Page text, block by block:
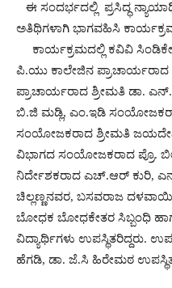
ಈ ಸಂದರ್ಭದಲ್ಲಿ ಪ್ರಸಿದ್ಧ
ಅತಿಥಿಗಳಾಗಿ ಭಾಗವಹಿಸಿ
ಕಾರ್ಯಕ್ರಮದಲ್ಲಿ ಕವಿವಿ
ಪಿ.ಯು ಕಾಲೇಜಿನ
ಪ್ರಾಚಾರ್ಯರಾದ ಶ್ರೀಮತಿ ಡಾ.
ಬಿ.ಜಿ ಮಡ್ಲಿ, ಎಂ.ಇಡಿ
ಸಂಯೋಜಕರಾದ ಶ್ರೀಮತಿ
ವಿಭಾಗದ ಸಂಯೋಜಕರಾದ ಪ್ರೊ.
ನಿರ್ದೇಶಕರಾದ ಎಚ್.ಆರ್ ಕುರಿ,
ಚಿಲ್ಲಣ್ಣನವರ, ಬಸವರಾಜ
ಬೋಧಕ ಬೋಧಕೇತರ ಸಿಬ್ಬಂಧಿ
ವಿದ್ಯಾರ್ಥಿಗಳು ಉಪಸ್ಥಿತರಿದ್ದರು.
ಹೆಗಡಿ, ಡಾ. ಜೆ.ಸಿ ಹಿರೇಮಠ